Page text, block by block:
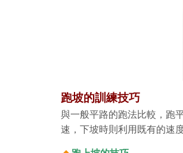
跑坡的訓練技巧
與一般平路的跑法比較，跑
速，下坡時則利用既有的速